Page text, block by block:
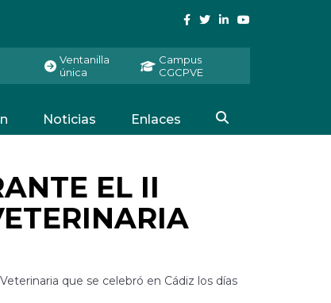
Ventanilla
única
Campus
CGCPVE
Noticias Enlaces
EL II
que se celebró en Cádiz los días